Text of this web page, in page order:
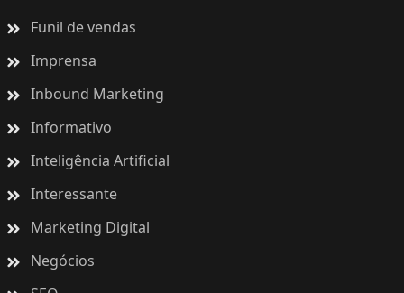
Funil de vendas
Imprensa
Inbound Marketing
Informativo
Inteligência Artificial
Interessante
Marketing Digital
Negócios